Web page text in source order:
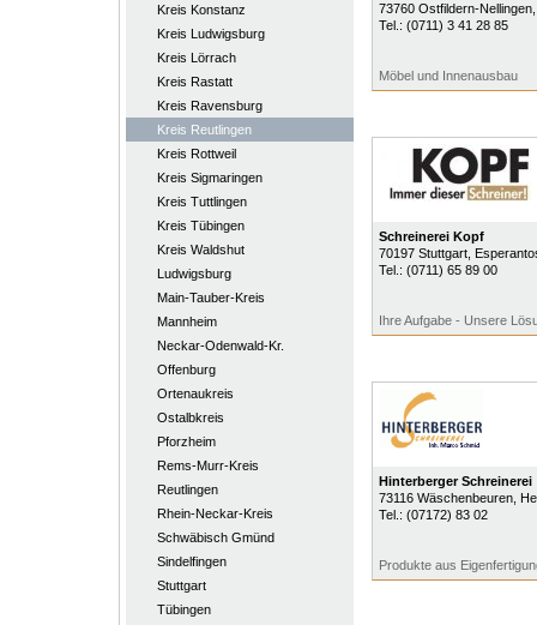
Kreis Konstanz
Kreis Ludwigsburg
Kreis Lörrach
Kreis Rastatt
Kreis Ravensburg
Kreis Reutlingen
Kreis Rottweil
Kreis Sigmaringen
Kreis Tuttlingen
Kreis Tübingen
Kreis Waldshut
Ludwigsburg
Main-Tauber-Kreis
Mannheim
Neckar-Odenwald-Kr.
Offenburg
Ortenaukreis
Ostalbkreis
Pforzheim
Rems-Murr-Kreis
Reutlingen
Rhein-Neckar-Kreis
Schwäbisch Gmünd
Sindelfingen
Stuttgart
Tübingen
73760 Ostfildern-Nellingen
Tel.: (0711) 3 41 28 85
Möbel und Innenausbau
Schreinerei Kopf
70197 Stuttgart,
Tel.: (0711) 65 89 00
Ihre Aufgabe - Unsere
Hinterberger Schreinerei
73116 Wäschenbeuren,
Tel.: (07172) 83 02
Produkte aus